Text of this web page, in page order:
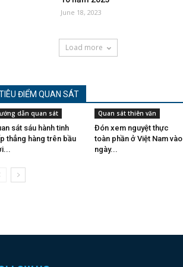
June 18, 2023
Load more
ĐIỂM QUAN SÁT
dẫn quan sát
sát sáu hành tinh
thẳng hàng trên bầu
Quan sát thiên văn
Đón xem nguyệt thực
toàn phần ở Việt Nam vào
ngày...